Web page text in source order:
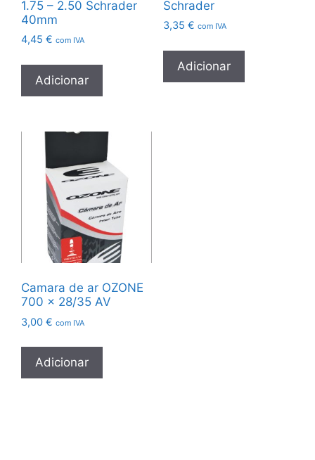
1.75 – 2.50 Schrader
40mm
4,45 € com IVA
Adicionar
Schrader
3,35 € com IVA
Adicionar
Camara de ar OZONE
700 x 28/35 AV
3,00 € com IVA
Adicionar